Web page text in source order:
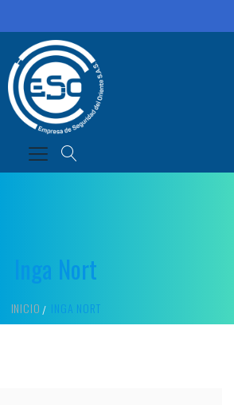
Inga Nort
INICIO INGA NORT